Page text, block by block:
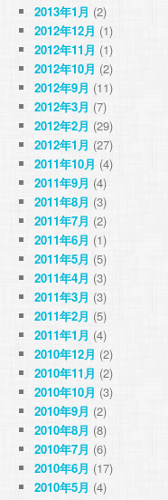
2013年1月 (2)
2012年12月 (1)
2012年11月 (1)
2012年10月 (2)
2012年9月 (11)
2012年3月 (7)
2012年2月 (29)
2012年1月 (27)
2011年10月 (4)
2011年9月 (4)
2011年8月 (3)
2011年7月 (2)
2011年6月 (1)
2011年5月 (5)
2011年4月 (3)
2011年3月 (3)
2011年2月 (5)
2011年1月 (4)
2010年12月 (2)
2010年11月 (2)
2010年10月 (3)
2010年9月 (2)
2010年8月 (8)
2010年7月 (6)
2010年6月 (17)
2010年5月 (4)